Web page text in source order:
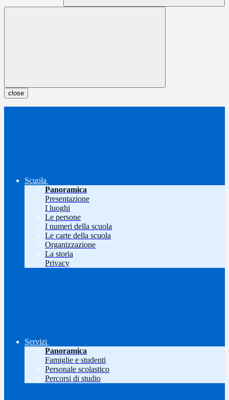
close
Scuola
Panoramica
Presentazione
I luoghi
Le persone
I numeri della scuola
Le carte della scuola
Organizzazione
La storia
Privacy
Servizi
Panoramica
Famiglie e studenti
Personale scolastico
Percorsi di studio